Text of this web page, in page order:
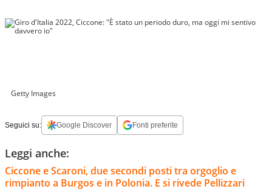
Getty Images
Seguici su: Google Discover Fonti preferite
Leggi anche:
Ciccone e Scaroni, due secondi posti tra orgoglio e
rimpianto a Burgos e in Polonia. E si rivede Pellizzari